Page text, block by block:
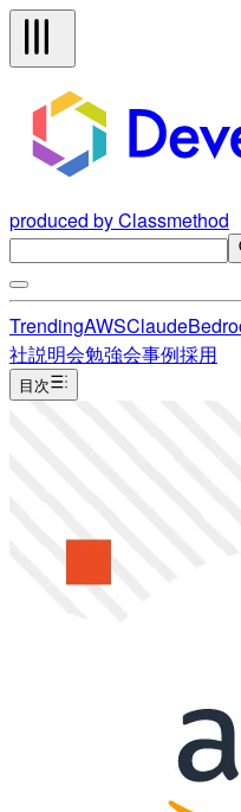
produced by Classmethod
TrendingAWSClaude
社説明会勉強会事例採用
目次